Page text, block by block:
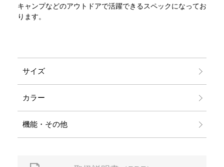
キャンプなどのアウトドアで活躍できるスペックになってお
ります。
サイズ
カラー
機能・その他